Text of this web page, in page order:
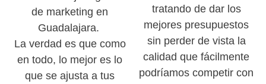
de marketing en
Guadalajara.
La verdad es que como
en todo, lo mejor es lo
que se ajusta a tus
tratando de dar los
mejores presupuestos
sin perder de vista la
calidad que fácilmente
podríamos competir con